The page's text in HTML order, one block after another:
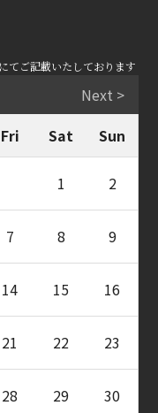
てご記載いたしております
Next >
Fri Sat Sun
1 2
7 8 9
14 15 16
21 22 23
28 29 30